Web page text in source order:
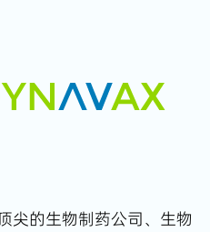
尖的生物制药公司、生物